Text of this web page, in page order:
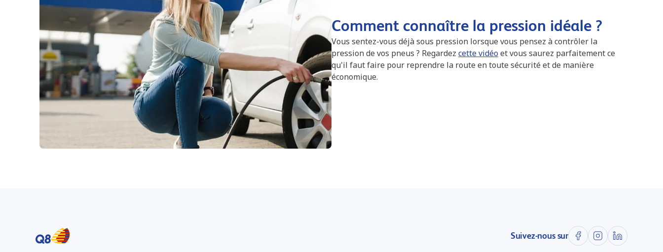
Comment connaître la pression idéale ?
Vous sentez-vous déjà sous pression lorsque vous pensez à contrôler la
pression de vos pneus ? Regardez cette vidéoet vous saurez parfaitement ce
qu'il faut faire pour reprendre la route en toute sécurité et de manière
économique.
Suivez-nous sur